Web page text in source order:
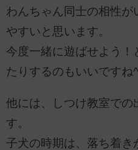
わんちゃん同士の相性が
やすいと思います。
今度一緒に遊ばせよう
たりするのもいいですね
他には、しつけ教室での
す。
子犬の時期は、落ち着き